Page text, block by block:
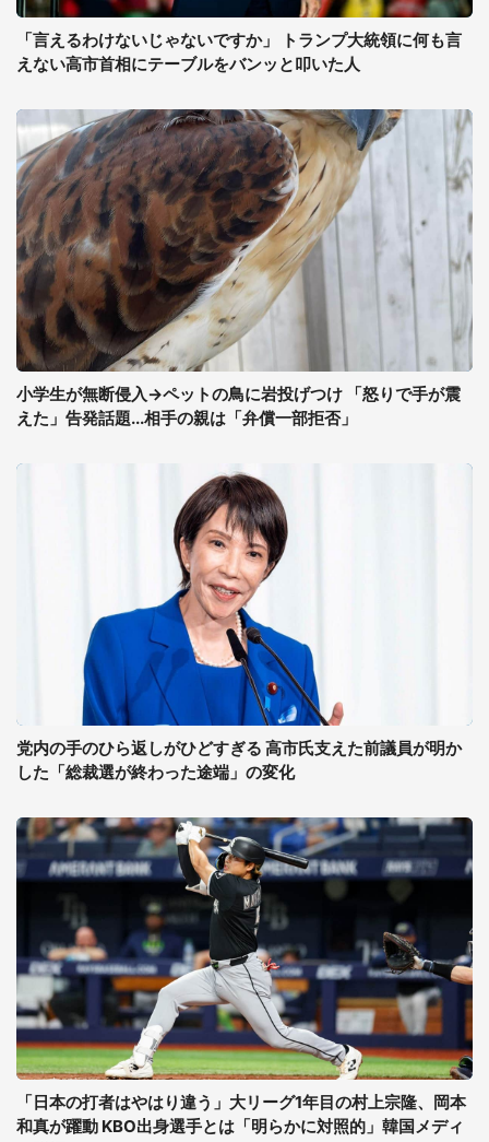
「言えるわけないじゃないですか」 トランプ大統領に何も言
えない高市首相にテーブルをバンッと叩いた人
小学生が無断侵入→ペットの鳥に岩投げつけ 「怒りで手が震
えた」告発話題...相手の親は「弁償一部拒否」
党内の手のひら返しがひどすぎる 高市氏支えた前議員が明か
した「総裁選が終わった途端」の変化
「日本の打者はやはり違う」大リーグ1年目の村上宗隆、岡本
和真が躍動 KBO出身選手とは「明らかに対照的」韓国メディ